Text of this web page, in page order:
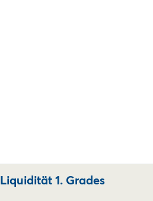
Liquidität 1. Grades